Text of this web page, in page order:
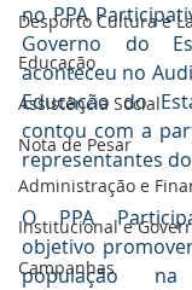
Desporto Cultura e
Educação
Assistência Social
Nota de Pesar
Administração e
Institucional e
Campanhas
no PPA
Governo do
aconteceu no
Educação do
contou com a
representantes
O PPA
objetivo
população